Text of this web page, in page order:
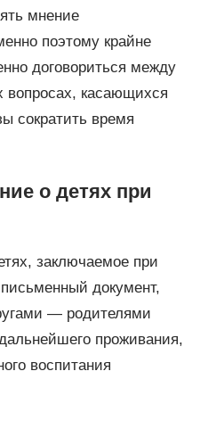
мнение
поэтому крайне
договориться между
вопросах, касающихся
сократить время
о детях при
заключаемое при
документ,
— родителями
проживания,
воспитания